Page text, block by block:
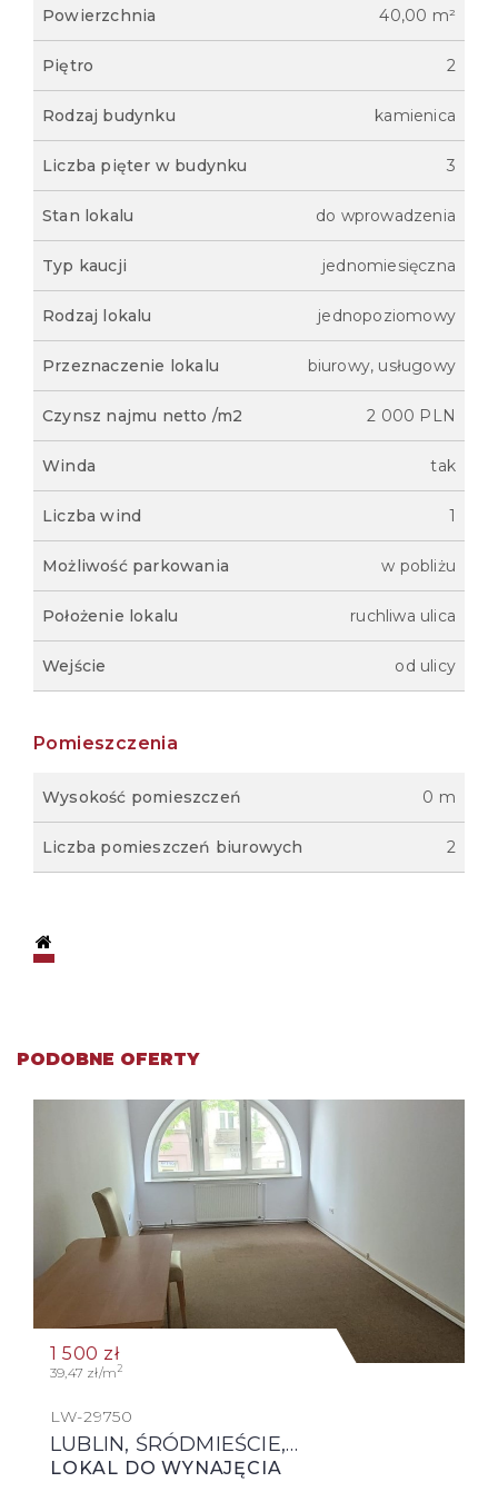
Powierzchnia 40,00 m²
Piętro 2
Rodzaj budynku kamienica
Liczba pięter w budynku 3
Stan lokalu do wprowadzenia
Typ kaucji jednomiesięczna
Rodzaj lokalu jednopoziomowy
Przeznaczenie lokalu biurowy, usługowy
Czynsz najmu netto /m2 2 000 PLN
Winda tak
Liczba wind 1
Możliwość parkowania w pobliżu
Położenie lokalu ruchliwa ulica
Wejście od ulicy
Pomieszczenia
Wysokość pomieszczeń 0 m
Liczba pomieszczeń biurowych 2
PODOBNE OFERTY
LW-29750
LUBLIN, ŚRÓDMIEŚCIE,…
LOKAL DO WYNAJĘCIA
1 500 zł
39,47 zł/m2